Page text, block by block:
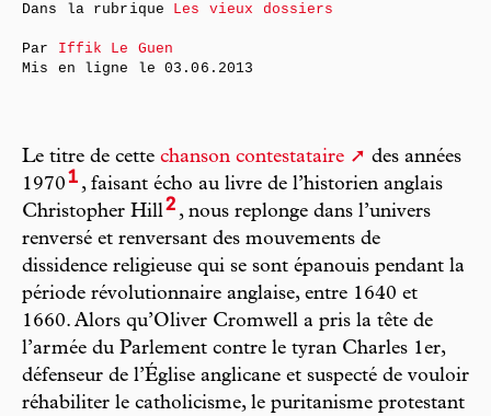
Le titre de cette chanson contestataire
des années
19701 , faisant écho au livre de l’historien anglais
Christopher Hill2 , nous replonge dans l’univers
renversé et renversant des mouvements de
dissidence religieuse qui se sont épanouis pendant la
période révolutionnaire anglaise, entre 1640 et
1660. Alors qu’Oliver Cromwell a pris la tête de
l’armée du Parlement contre le tyran Charles 1er,
défenseur de l’Église anglicane et suspecté de vouloir
réhabiliter le catholicisme, le puritanisme protestant
Dans la rubrique Les vieux dossiers
Par Iffik Le Guen
Mis en ligne le03.06.2013